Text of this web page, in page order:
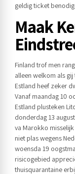
geldig ticket
Maak
Finland trof men
alleen welkom als
Estland heef zeker
Vanaf maandag 10
Estland plusteken
donderdag 13
va Marokko
niet plas wegens
woensda 19
risicogebied
thuisquarantaine